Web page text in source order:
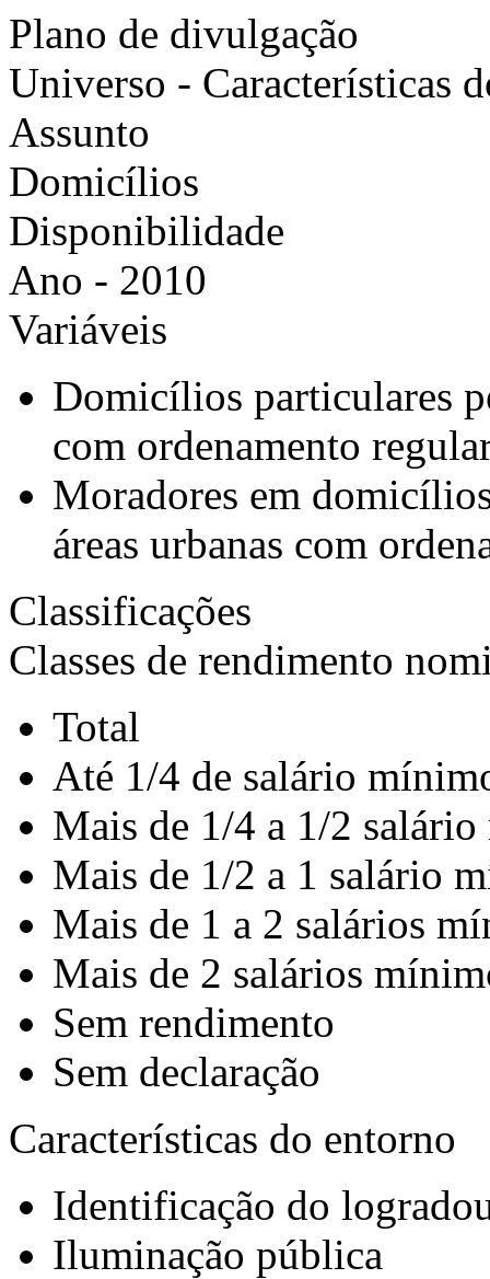
Plano de divulgação
Universo - Características
Assunto
Domicílios
Disponibilidade
Ano - 2010
Variáveis
Domicílios particulares
com ordenamento
Moradores em
áreas urbanas com
Classificações
Classes de rendimento
Total
Até 1/4 de salário
Mais de 1/4 a 1/2
Mais de 1/2 a 1 salário
Mais de 1 a 2 salários
Mais de 2 salários
Sem rendimento
Sem declaração
Características do entorno
Identificação do
Iluminação pública